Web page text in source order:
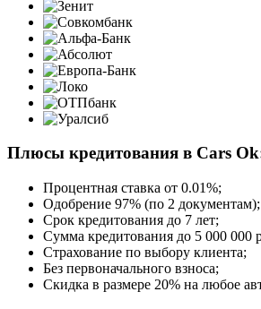
Плюсы кредитования в Cars
Процентная ставка от 0.01%;
Одобрение 97% (по 2 документам);
Срок кредитования до 7 лет;
Сумма кредитования до 5 000 000
Страхование по выбору клиента;
Без первоначального взноса;
Скидка в размере 20% на любое